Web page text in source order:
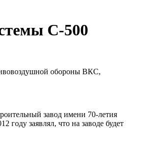
С-500
обороны ВКС,
завод имени 70-летия
заявлял, что на заводе будет